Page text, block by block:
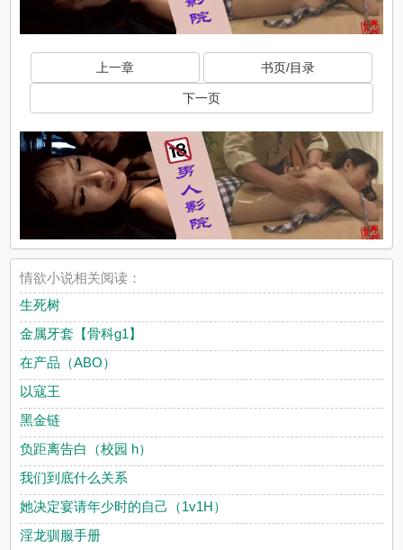
上一章 书页/目录
下一页
情欲小说相关阅读：
生死树
金属牙套【骨科g1】
在产品（ABO）
以寇王
黑金链
负距离告白（校园 h）
我们到底什么关系
她决定宴请年少时的自己（1v1H）
淫龙驯服手册